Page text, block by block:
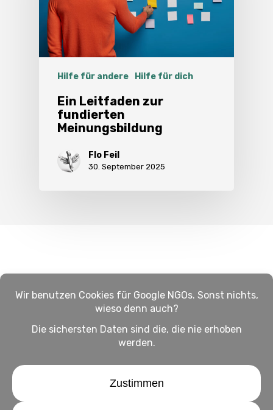
Hilfe für andere Hilfe für dich
Ein Leitfaden zur
fundierten
Meinungsbildung
Flo Feil
30. September 2025
Impressum